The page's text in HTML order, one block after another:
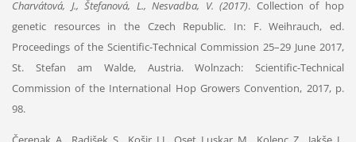
Charvátová, J., Štefanová, L., Nesvadba, V. (2017). Collection of hop
genetic resources in the Czech Republic. In: F. Weihrauch, ed.
Proceedings of the Scientific-Technical Commission 25–29 June 2017,
St. Stefanam Walde, Austria. Wolnzach: Scientific-Technical
Commission of the International Hop Growers Convention, 2017, p.
98.